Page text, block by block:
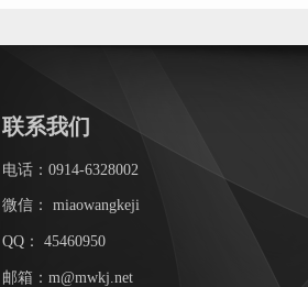
联系我们
电话：0914-6328002
微信： miaowangkeji
QQ： 45460950
邮箱：m@mwkj.net